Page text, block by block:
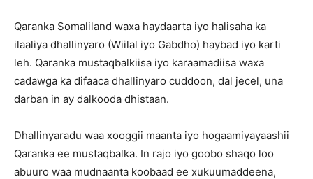
Qaranka Somaliland waxa haydaarta iyo halisaha ka
ilaaliya dhallinyaro (Wiilal iyo Gabdho) haybad iyo karti
leh. Qaranka mustaqbalkiisa iyo karaamadiisa waxa
cadawga ka difaaca dhallinyaro cuddoon, dal jecel, una
darban in ay dalkooda dhistaan.
Dhallinyaradu waa xooggii maanta iyo hogaamiyayaashii
Qaranka ee mustaqbalka. In rajo iyo goobo shaqo loo
abuuro waa mudnaanta koobaad ee xukuumaddeena,